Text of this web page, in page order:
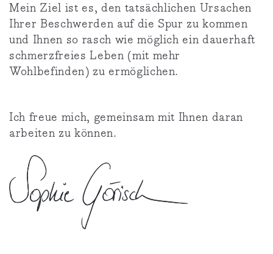
Mein Ziel ist es, den tatsächlichen Ursachen
Ihrer Beschwerden auf die Spur zu kommen
und Ihnen so rasch wie möglich ein dauerhaft
schmerzfreies Leben (mit mehr
Wohlbefinden) zu ermöglichen.
Ich freue mich, gemeinsam mit Ihnen daran
arbeiten zu können.